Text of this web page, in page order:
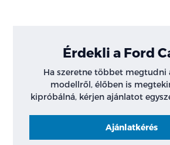
Érdekli a Ford
Ha szeretne többet megtudni
modellről, élőben is
kipróbálná, kérjen ajánlatot
Ajánlatkérés